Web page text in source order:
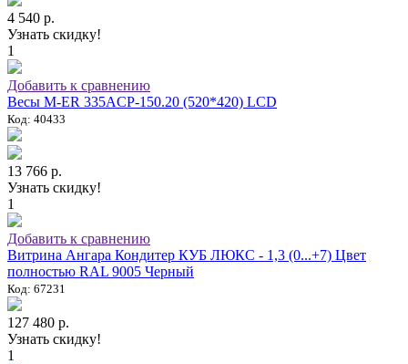
4 540 р.
Узнать скидку!
1
Добавить к сравнению
Весы M-ER 335ACP-150.20 (520*420) LCD
Код: 40433
13 766 р.
Узнать скидку!
1
Добавить к сравнению
Витрина Ангара Кондитер КУБ ЛЮКС - 1,3 (0...+7) Цвет
полностью RAL 9005 Черный
Код: 67231
127 480 р.
Узнать скидку!
1